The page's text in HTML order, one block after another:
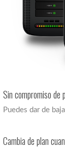
Sin compromiso de
Puedes dar de
Cambia de plan